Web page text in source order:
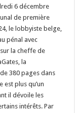
6 décembre
de première
le lobbyiste belge,
pénal avec
la cheffe de
la
380 pages dans
est plus qu’un
il dévoile les
intérêts. Par